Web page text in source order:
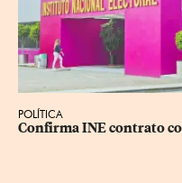
POLÍTICA
Confirma INE contrato